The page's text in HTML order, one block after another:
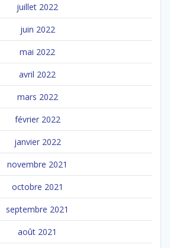
juillet 2022
juin 2022
mai 2022
avril 2022
mars 2022
février 2022
janvier 2022
novembre 2021
octobre 2021
septembre 2021
août 2021